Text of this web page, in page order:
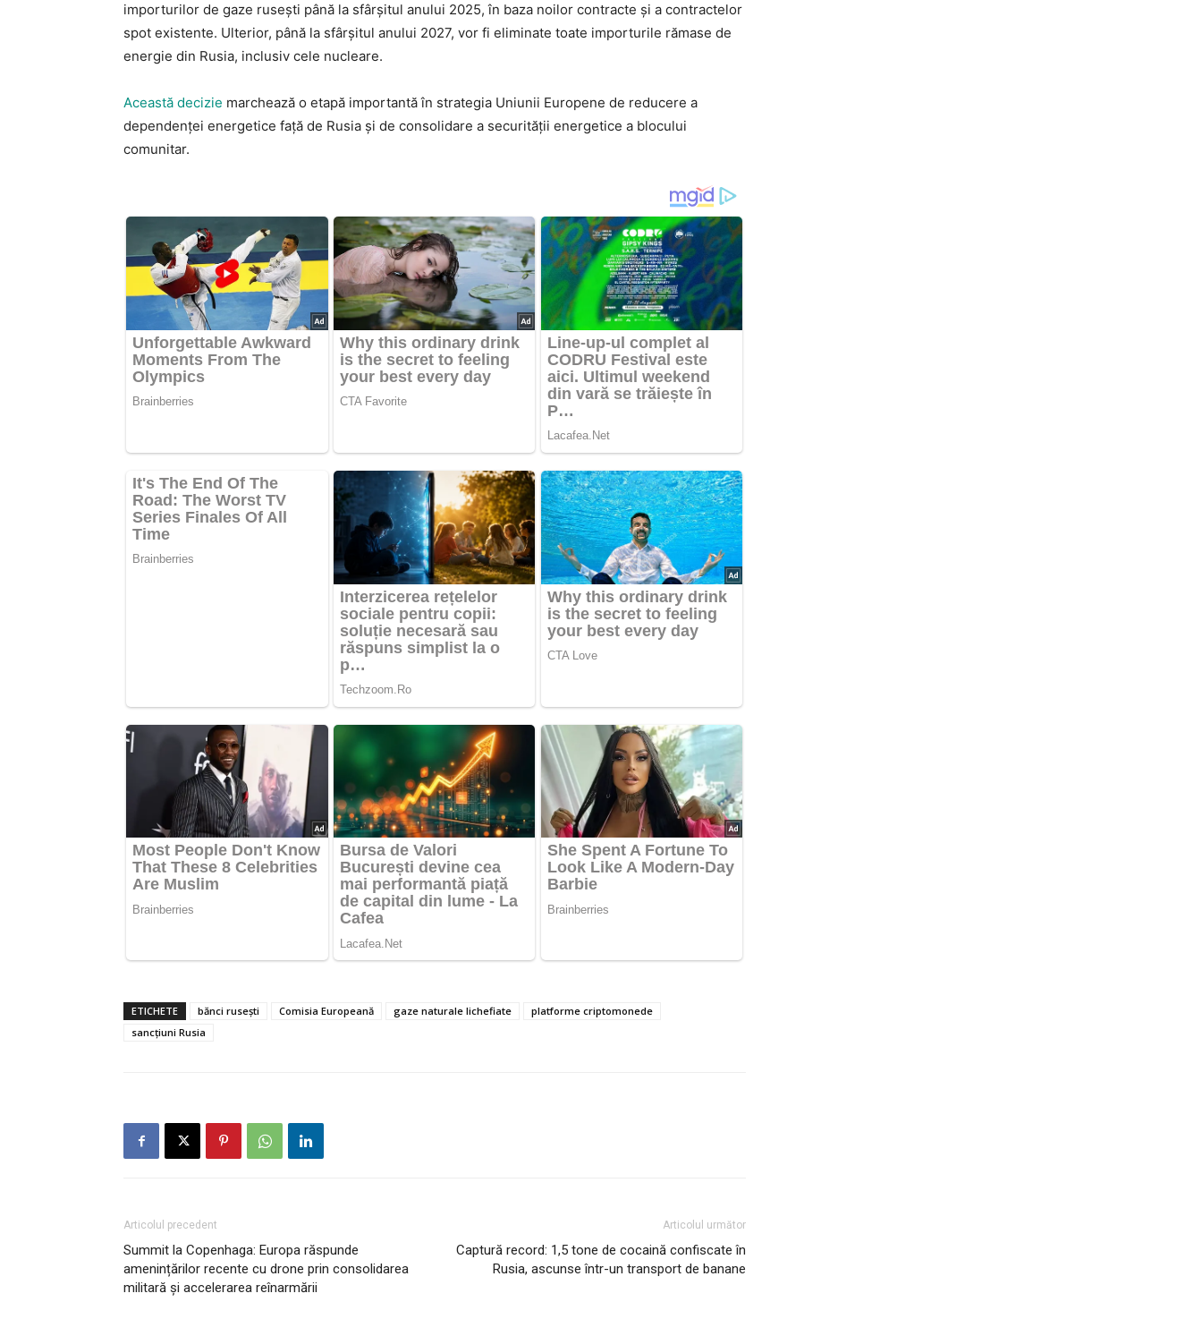
importurilor de gaze rusești până la sfârșitul anului 2025, în baza noilor contracte și a contractelor
spot existente. Ulterior, până la sfârșitul anului 2027, vor fi eliminate toate importurile rămase de
energie din Rusia, inclusiv cele nucleare.
Această decizie marchează o etapă importantă în strategia Uniunii Europene de reducere a
dependenței energetice față de Rusia și de consolidare a securității energetice a blocului
comunitar.
ETICHETE bănci rusești Comisia Europeană gaze naturale lichefiate
platforme criptomonede
sancțiuni Rusia
Articolul precedent
Summit la Copenhaga: Europa răspunde
amenințărilor recente cu drone prin consolidarea
militară și accelerarea reînarmării
Articolul următor
Captură record: 1,5 tone de cocaină confiscate în
Rusia, ascunse într-un transport de banane